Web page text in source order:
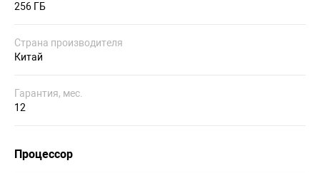
256 ГБ
Страна производителя
Китай
Гарантия, мес.
12
Процессор